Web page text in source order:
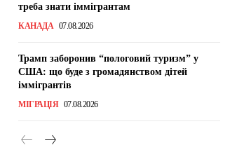
треба знати іммігрантам
КАНАДА 07.08.2026
Трамп заборонив “пологовий туризм” у
США: що буде з громадянством дітей
іммігрантів
МІГРАЦІЯ 07.08.2026